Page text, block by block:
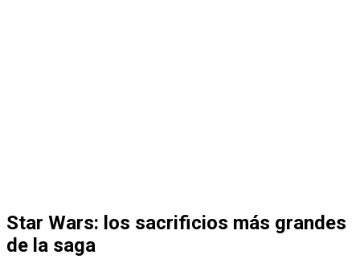
Star Wars: los sacrificios más grandes
de la saga